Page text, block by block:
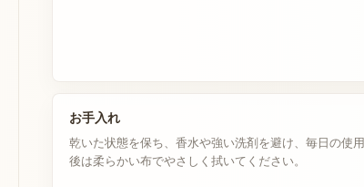
お手入れ
乾いた状態を保ち、香水や強い洗剤を避け、毎日の使用
後は柔らかい布でやさしく拭いてください。